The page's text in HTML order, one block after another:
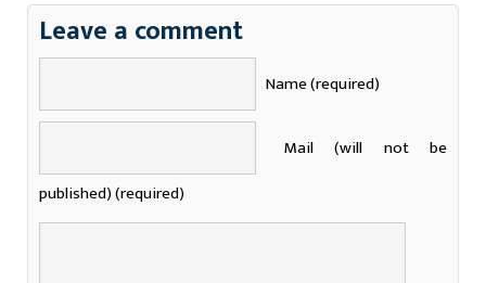
Leave a comment
Name (required)
Mail (will not be
published) (required)